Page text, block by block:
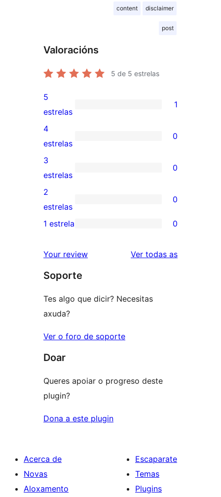
content disclaimer
post
Valoracións
5 de 5 estrelas
1
valoración
de
5
estrelas
5
estrelas
1
0
valoracións
de
4
estrelas
4
estrelas
0
0
valoracións
de
3
3
estrelas
0
0
valoracións
2
2
estrelas
0
de
1
1 estrela 0
Your review Ver todas asvaloracións
Soporte
Tes algo que dicir? Necesitas
axuda?
Ver o foro de soporte
Doar
Queres apoiar o progreso deste
plugin?
Dona a este plugin
Acerca de
Novas
Aloxamento
Escaparate
Temas
Plugins